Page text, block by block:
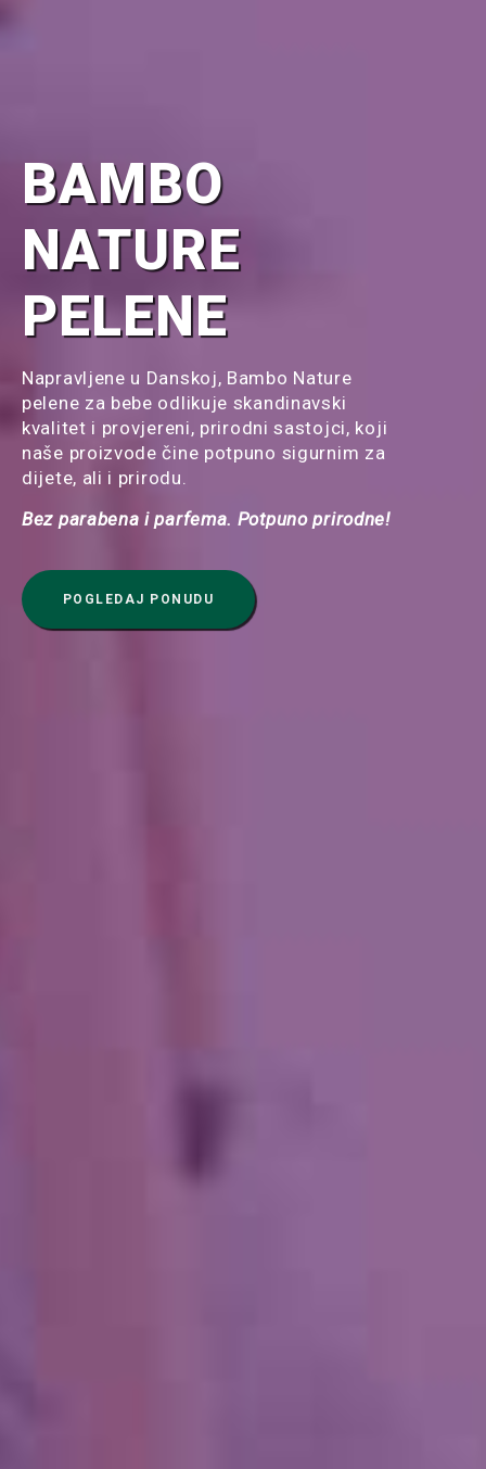
BAMBO
NATURE
PELENE
Napravljene u Danskoj, Bambo Nature
pelene za bebe odlikuje skandinavski
kvalitet i provjereni, prirodni sastojci, koji
naše proizvode čine potpuno sigurnim za
dijete, ali i prirodu.
Bez parabena i parfema. Potpuno prirodne!
POGLEDAJ PONUDU